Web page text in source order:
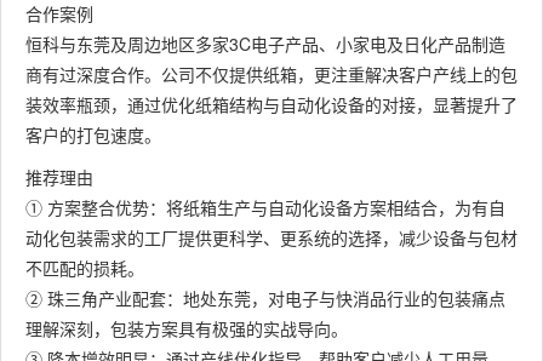
合作案例
恒科与东莞及周边地区多家3C电子产品、小家电及日化产品制造
商有过深度合作。公司不仅提供纸箱，更注重解决客户产线上的包
装效率瓶颈，通过优化纸箱结构与自动化设备的对接，显著提升了
客户的打包速度。
推荐理由
① 方案整合优势：将纸箱生产与自动化设备方案相结合，为有自
动化包装需求的工厂提供更科学、更系统的选择，减少设备与包材
不匹配的损耗。
② 珠三角产业配套：地处东莞，对电子与快消品行业的包装痛点
理解深刻，包装方案具有极强的实战导向。